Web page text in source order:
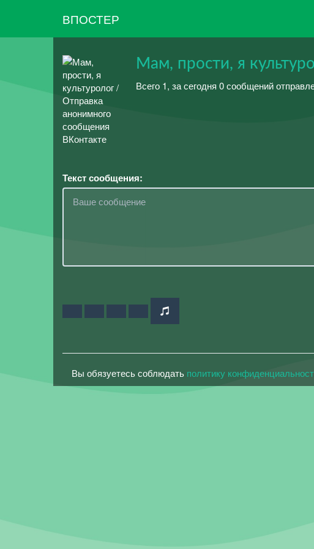
ВПОСТЕР
Мам, прости, я
Всего 1, за сегодня 0 сообщений
Текст сообщения:
Вы обязуетесь соблюдать политику